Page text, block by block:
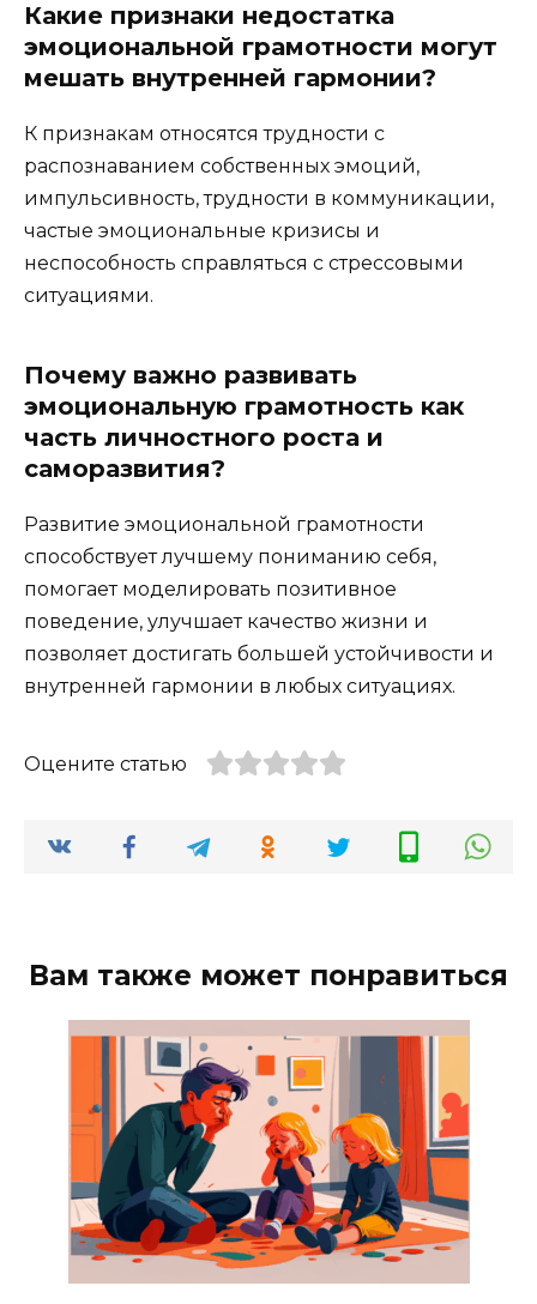
Какие признаки недостатка
эмоциональной грамотности могут
мешать внутренней гармонии?
К признакам относятся трудности с
распознаванием собственных эмоций,
импульсивность, трудности в коммуникации,
частые эмоциональные кризисы и
неспособность справляться с стрессовыми
ситуациями.
Почему важно развивать
эмоциональную грамотность как
часть личностного роста и
саморазвития?
Развитие эмоциональной грамотности
способствует лучшему пониманию себя,
помогает моделировать позитивное
поведение, улучшает качество жизни и
позволяет достигать большей устойчивости и
внутренней гармонии в любых ситуациях.
Оцените статью
Вам также может понравиться